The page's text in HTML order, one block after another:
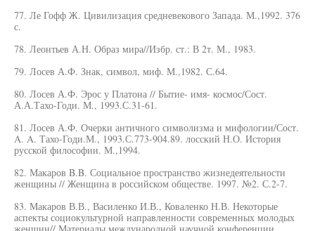
77. Ле Гофф Ж. Цивилизация средневекового Запада. М.,1992. 376
с.
78. Леонтьев А.Н. Образ мира//Избр. ст.: В 2т. М., 1983.
79. Лосев А.Ф. Знак, символ, миф. М.,1982. С.64.
80. Лосев А.Ф. Эрос у Платона // Бытие- имя- космос/Сост.
А.А.Тахо-Годи. М., 1993.С.31-61.
81. Лосев А.Ф. Очерки античного символизма и мифологии/Сост.
A. A. Тахо-Годи.М., 1993.С.773-904.89. лосский Н.О. История
русской философии. М.,1994.
82. Макаров B.B. Социальное пространство жизнедеятельности
женщины // Женщина в российском обществе. 1997. №2. С.2-7.
83. Макаров В.В., Василенко И.В., Коваленко Н.В. Некоторые
аспекты социокультурной направленности современных молодых